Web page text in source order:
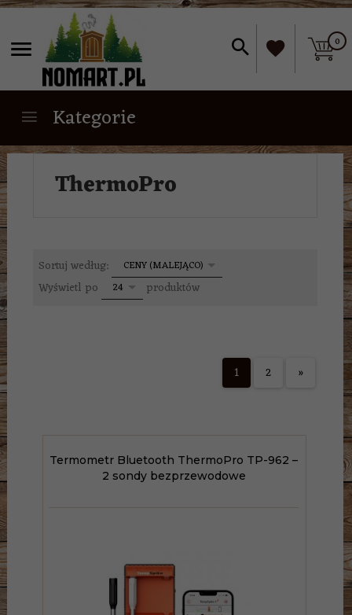
0
Kategorie
ThermoPro
Sortuj według: sortCENY (MALEJĄCO)
Wyświetl po pop
24 produktów
1 2 »
Termometr Bluetooth ThermoPro TP-962 –
2 sondy bezprzewodowe